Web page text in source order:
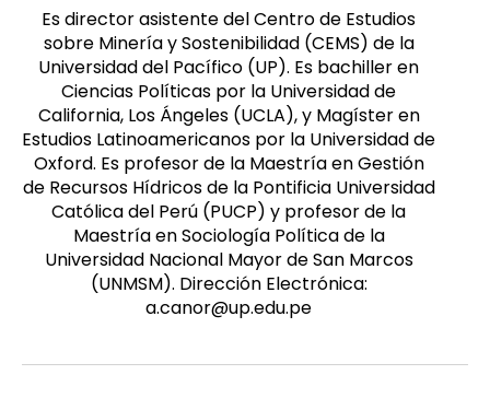
Masculino
Es director asistente del Centro de Estudios
sobre Minería y Sostenibilidad (CEMS) de la
Universidad del Pacífico (UP). Es bachiller en
Ciencias Políticas por la Universidad de
California, Los Ángeles (UCLA), y Magíster en
Estudios Latinoamericanos por la Universidad de
Oxford. Es profesor de la Maestría en Gestión
de Recursos Hídricos de la Pontificia Universidad
Católica del Perú (PUCP) y profesor de la
Maestría en Sociología Política de la
Universidad Nacional Mayor de San Marcos
(UNMSM). Dirección Electrónica:
a.canor@up.edu.pe